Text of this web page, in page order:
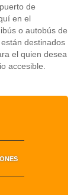
de
en el
o autobús de
destinados
el quien desea
accesible.